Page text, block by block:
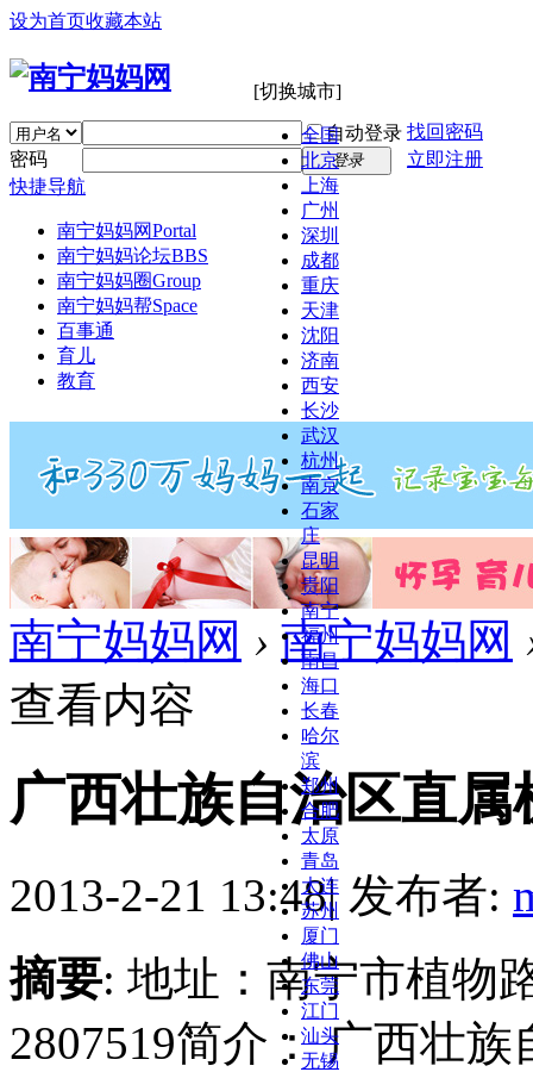
设为首页收藏本站
[切换城市]
全国
北京
上海
广州
深圳
成都
重庆
天津
沈阳
济南
西安
长沙
武汉
杭州
南京
石家
庄
昆明
贵阳
南宁
福州
南昌
海口
长春
哈尔
滨
郑州
合肥
太原
青岛
大连
苏州
厦门
佛山
东莞
江门
汕头
无锡
自动登录 找回密码
密码
登录
立即注册
快捷导航
南宁妈妈网Portal
南宁妈妈论坛BBS
南宁妈妈圈Group
南宁妈妈帮Space
百事通
育儿
教育
南宁妈妈网 › 南宁妈妈网
查看内容
广西壮族自治区直
2013-2-21 13:48|发布者:
摘要: 地址：南宁市植物
2807519简介： 广西壮